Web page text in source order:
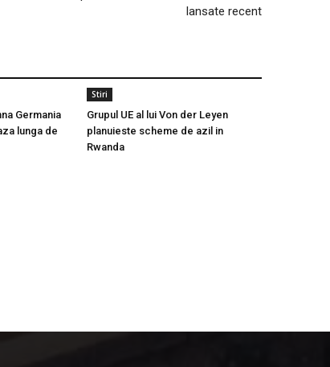
lansate recent
Germania
lunga de
Stiri
Grupul UE al lui Von der Leyen
planuieste scheme de azil in
Rwanda